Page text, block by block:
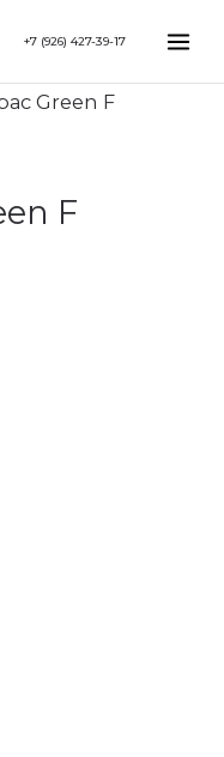
+7 (926) 427-39-17
Green F
F